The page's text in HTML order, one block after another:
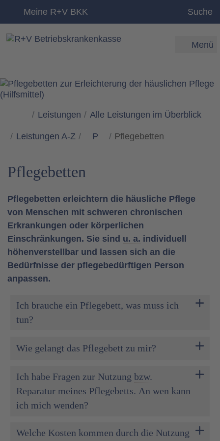
Meine R+V BKK Suche
Menü
Leistungen Alle Leistungen im Überblick
Leistungen A-Z P Pflegebetten
Pflegebetten
Pflegebetten erleichtern die häusliche Pflege
von Menschen mit schweren chronischen
Erkrankungen oder körperlichen
Einschränkungen. Sie sind u. a. individuell
höhenverstellbar und lassen sich an die
Bedürfnisse der pflegebedürftigen Person
anpassen.
Ich brauche ein Pflegebett, was muss ich
tun?
Wie gelangt das Pflegebett zu mir?
Ich habe Fragen zur Nutzung bzw.
Reparatur meines Pflegebetts. An wen kann
ich mich wenden?
Welche Kosten kommen durch die Nutzung